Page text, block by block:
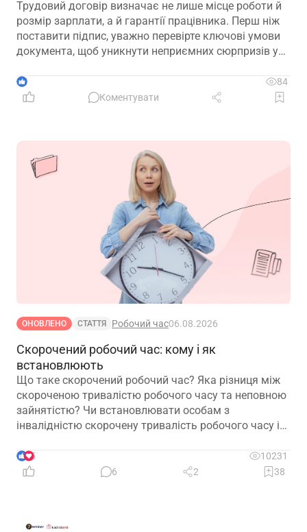
Трудовий договір визначає не лише місце роботи й
розмір зарплати, а й гарантії працівника. Перш ніж
поставити підпис, уважно перевірте ключові умови
документа, щоб уникнути неприємних сюрпризів у
1
84
Коментувати
ОНОВЛЕНО СТАТТЯ Робочий час06.08.2026
Скорочений робочий час: кому і як
встановлюють
Що таке скорочений робочий час? Яка різниця між
скороченою тривалістю робочого часу та неповною
зайнятістю? Чи встановлювати особам з
інвалідністю скорочену тривалість робочого часу і
передбачено встановлення скороченого робочого
часу? І особливо актуальне запитання: чи потрібно
5
10231
6
2 38